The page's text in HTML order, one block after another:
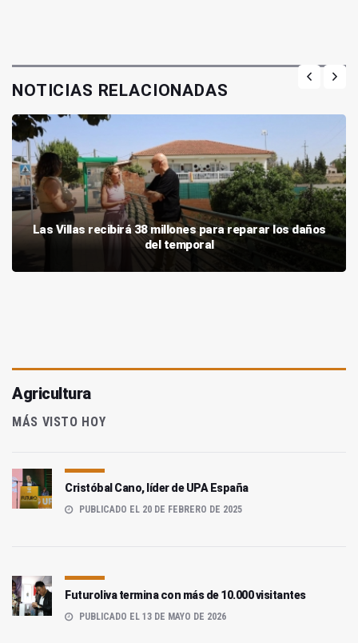
NOTICIAS RELACIONADAS
Las Villas recibirá 38 millones para reparar los daños
del temporal
Agricultura
MÁS VISTO HOY
Cristóbal Cano, líder de UPA España
PUBLICADO EL 20 DE FEBRERO DE 2025
Futuroliva termina con más de 10.000 visitantes
PUBLICADO EL 13 DE MAYO DE 2026